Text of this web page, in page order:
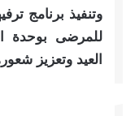
وتنفيذ برنامج
للمرضى بوحدة
العيد وتعزيز